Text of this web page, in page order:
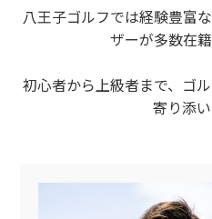
八王子ゴルフでは経験豊富
ザーが多数在籍
初心者から上級者まで、ゴ
寄り添い